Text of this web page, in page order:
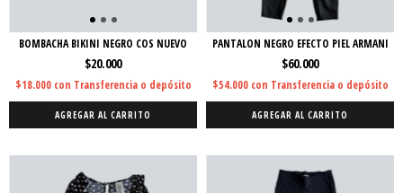
BOMBACHA BIKINI NEGRO COS NUEVO
$20.000
$18.000 con Transferencia o depósito
AGREGAR AL CARRITO
PANTALON NEGRO EFECTO PIEL ARMANI
$60.000
$54.000 con Transferencia o depósito
AGREGAR AL CARRITO